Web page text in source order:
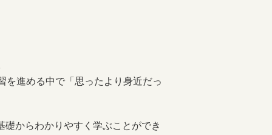
進める中で「思ったより身近だっ
からわかりやすく学ぶことができ